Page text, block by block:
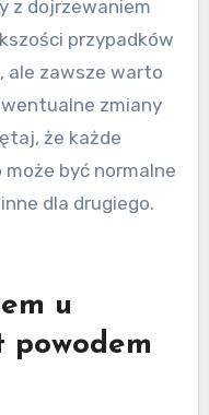
z dojrzewaniem
przypadków
ale zawsze warto
zmiany
że każde
być normalne
dla drugiego.
u
powodem